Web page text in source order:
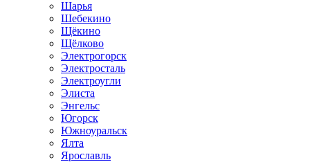
Шарья
Шебекино
Щёкино
Щёлково
Электрогорск
Электросталь
Электроугли
Элиста
Энгельс
Югорск
Южноуральск
Ялта
Ярославль